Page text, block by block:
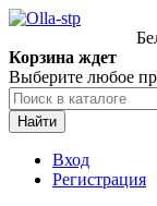
Корзина ждет
Выберите любое
Найти
Вход
Регистрация